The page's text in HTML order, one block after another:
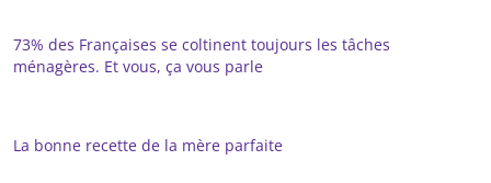
73% des Françaises se coltinent toujours les tâches
ménagères. Et vous, ça vous parle
La bonne recette de la mère parfaite